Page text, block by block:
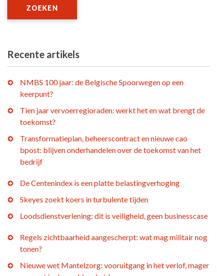
ZOEKEN
Recente artikels
NMBS 100 jaar: de Belgische Spoorwegen op een
keerpunt?
Tien jaar vervoerregioraden: werkt het en wat brengt de
toekomst?
Transformatieplan, beheerscontract en nieuwe cao
bpost: blijven onderhandelen over de toekomst van het
bedrijf
De Centenindex is een platte belastingverhoging
Skeyes zoekt koers in turbulente tijden
Loodsdienstverlening: dit is veiligheid, geen businesscase
Regels zichtbaarheid aangescherpt: wat mag militair nog
tonen?
Nieuwe wet Mantelzorg: vooruitgang in het verlof, mager